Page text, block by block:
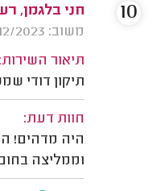
חני בלגמן,
משוב: 10/12/2023
תיאור השירות:
תיקון דודי
חוות דעת:
היה מדהים!
וממליצה
10